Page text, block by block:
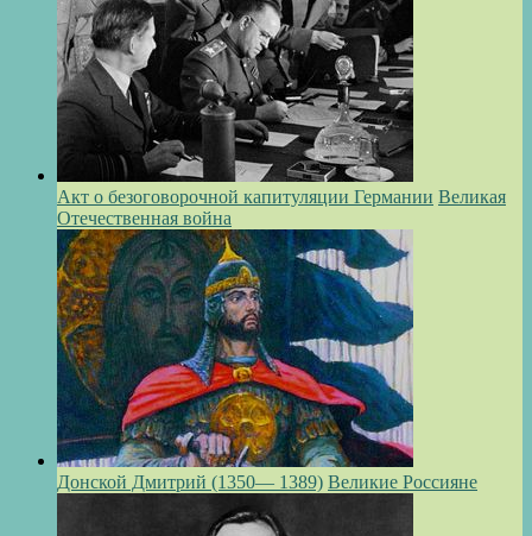
Акт о безоговорочной капитуляции Германии Великая
Отечественная война
Донской Дмитрий (1350— 1389) Великие Россияне